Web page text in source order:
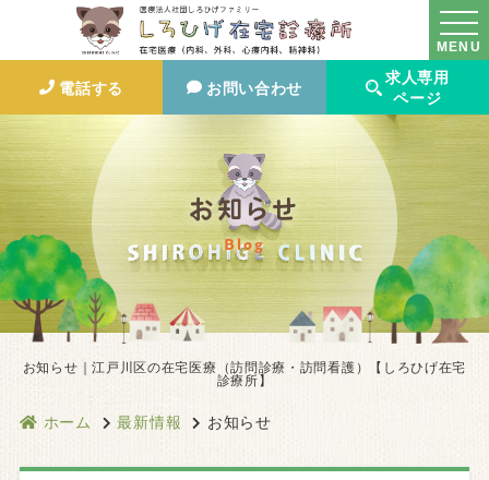
MENU
電話する お問い合わせ
求人専用
ページ
お知らせ
Blog
お知らせ｜江戸川区の在宅医療（訪問診療・訪問看護）【しろひげ在宅
診療所】
ホーム 最新情報 お知らせ